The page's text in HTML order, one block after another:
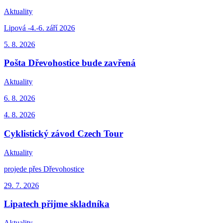
Aktuality
Lipová -4.-6. září 2026
5. 8. 2026
Pošta Dřevohostice bude zavřená
Aktuality
6. 8. 2026
4. 8. 2026
Cyklistický závod Czech Tour
Aktuality
projede přes Dřevohostice
29. 7. 2026
Lipatech přijme skladníka